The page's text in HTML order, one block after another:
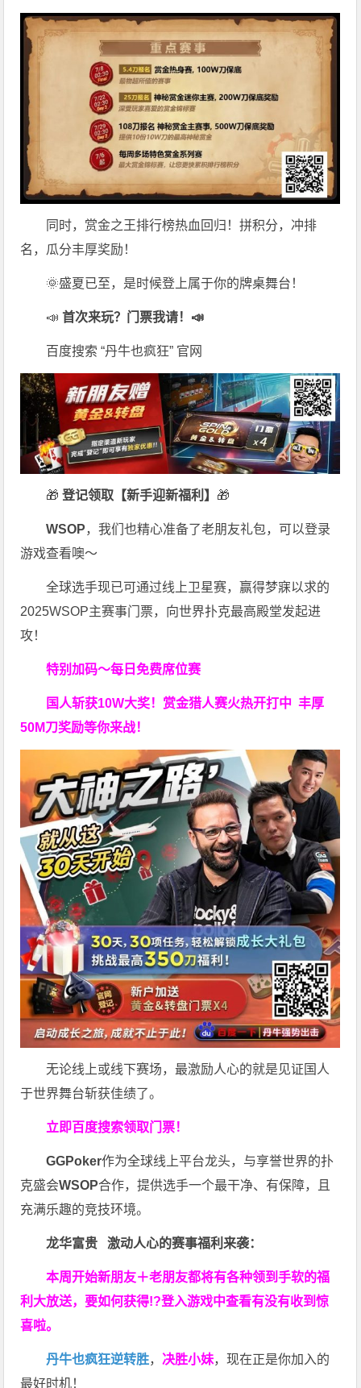
同时，赏金之王排行榜热血回归！拼积分，冲排
名，瓜分丰厚奖励！
🌞盛夏已至，是时候登上属于你的牌桌舞台！
📣首次来玩？门票我请！📣
百度搜索 “丹牛也疯狂” 官网
🎁 登记领取【新手迎新福利】 🎁
WSOP，我们也精心准备了老朋友礼包，可以登录
游戏查看噢～
全球选手现已可通过线上卫星赛，赢得梦寐以求的
2025WSOP主赛事门票，向世界扑克最高殿堂发起进
攻！
特别加码～每日免费席位赛
国人斩获10W大奖！ 赏金猎人赛火热开打中 丰厚
50M刀奖励等你来战！
无论线上或线下赛场，最激励人心的就是见证国人
于世界舞台斩获佳绩了。
立即百度搜索领取门票！
GGPoker作为全球线上平台龙头，与享誉世界的扑
克盛会WSOP合作，提供选手一个最干净、有保障，且
充满乐趣的竞技环境。
龙华富贵 激动人心的赛事福利来袭：
本周开始新朋友＋老朋友都将有各种领到手软的福
利大放送，要如何获得!?登入游戏中查看有没有收到惊
喜啦。
丹牛也疯狂逆转胜， 决胜小妹，现在正是你加入的
最好时机！